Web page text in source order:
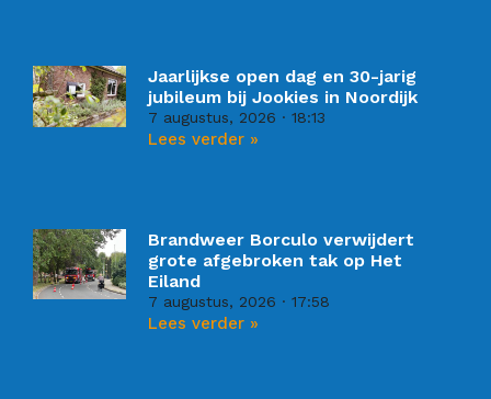
Jaarlijkse open dag en 30-jarig
jubileum bij Jookies in Noordijk
7 augustus, 2026 18:13
Lees verder »
Brandweer Borculo verwijdert
grote afgebroken tak op Het
Eiland
7 augustus, 2026 17:58
Lees verder »